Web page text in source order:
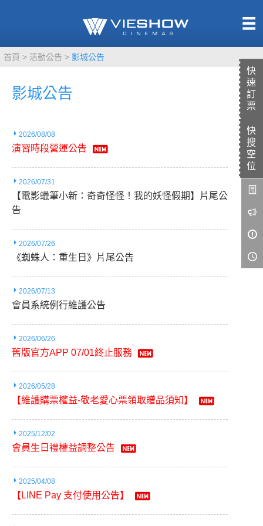
快
速
訂
票
快
搜
空
位
首頁 活動公告 影城公告
影城公告
2026/08/08
演習時段營運公告
2026/07/31
【電影蠟筆小新：奇奇怪怪！我的妖怪假期】片尾公
告
2026/07/26
《蜘蛛人：重生日》片尾公告
2026/07/13
會員系統例行維護公告
2026/06/26
舊版官方APP 07/01終止服務
2026/05/28
【維護購票權益-敬老愛心票領取贈品須知】
2025/12/02
會員生日禮權益調整公告
2025/04/08
【LINE Pay 支付使用公告】
TITAN SCREEN
MUCROWN
IMAX
4DX
VR 演唱會
LIVE演唱會
影城公告
中獎名單
合作夥伴
商家介紹
商場活動
加入iShow